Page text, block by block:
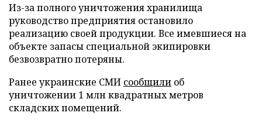
Из-за полного уничтожения хранилища
руководство предприятия остановило
реализацию своей продукции. Все имевшиеся на
объекте запасы специальной экипировки
безвозвратно потеряны.
Ранее украинские СМИ сообщили об
уничтожении 1 млн квадратных метров
складских помещений.